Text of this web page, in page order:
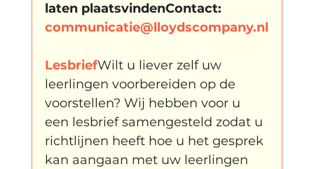
laten plaatsvindenContact:
communicatie@lloydscompany.nl
LesbriefWilt u liever zelf uw
leerlingen voorbereiden op de
voorstellen? Wij hebben voor u
een lesbrief samengesteld zodat u
richtlijnen heeft hoe u het gesprek
kan aangaan met uw leerlingen